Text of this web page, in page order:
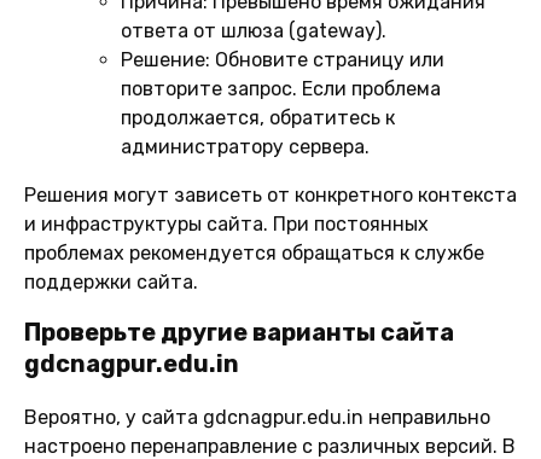
ответа от шлюза (gateway).
Решение: Обновите страницу или
повторите запрос. Если проблема
продолжается, обратитесь к
администратору сервера.
Решения могут зависеть от конкретного контекста
и инфраструктуры сайта. При постоянных
проблемах рекомендуется обращаться к службе
поддержки сайта.
Проверьте другие варианты сайта
gdcnagpur.edu.in
Вероятно, у сайта gdcnagpur.edu.in неправильно
настроено перенаправление с различных версий. В